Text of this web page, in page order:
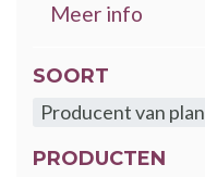
Meer info
SOORT
Producent van
PRODUCTEN